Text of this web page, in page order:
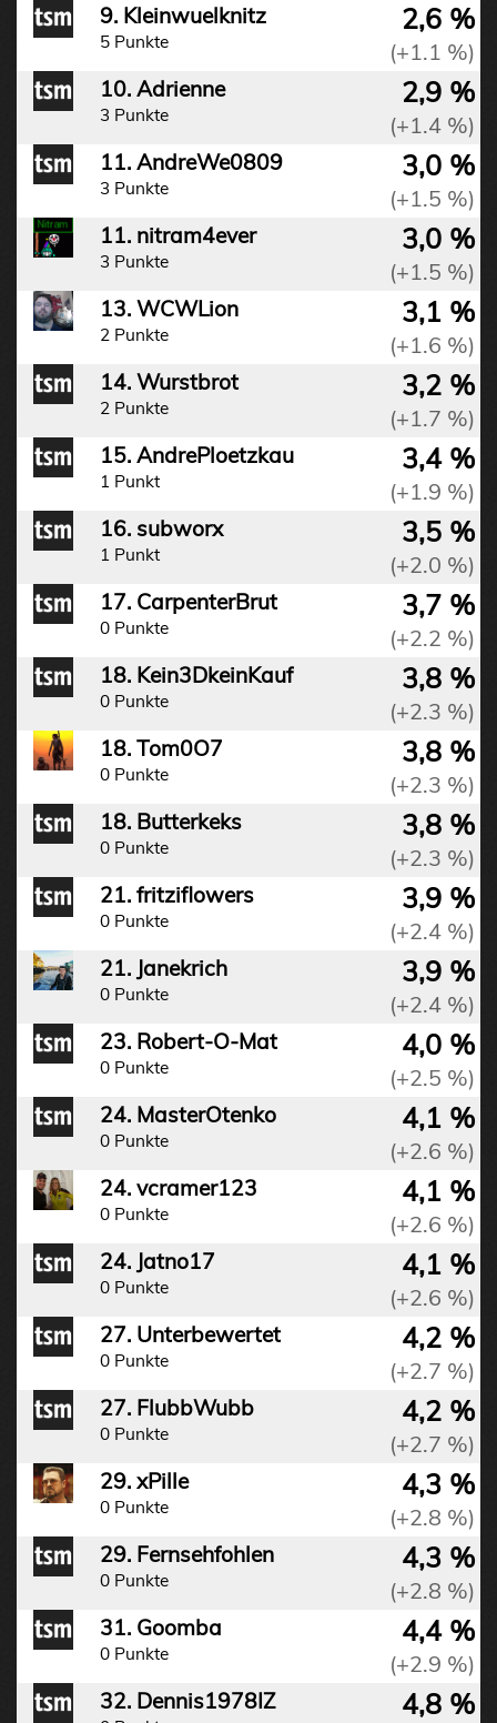
9. Kleinwuelknitz
5 Punkte
2,6 %
(+1.1 %)
10. Adrienne
3 Punkte
2,9 %
(+1.4 %)
11. AndreWe0809
3 Punkte
3,0 %
(+1.5 %)
11. nitram4ever
3 Punkte
3,0 %
(+1.5 %)
13. WCWLion
2 Punkte
3,1 %
(+1.6 %)
14. Wurstbrot
2 Punkte
3,2 %
(+1.7 %)
15. AndrePloetzkau
1 Punkt
3,4 %
(+1.9 %)
16. subworx
1 Punkt
3,5 %
(+2.0 %)
17. CarpenterBrut
0 Punkte
3,7 %
(+2.2 %)
18. Kein3DkeinKauf
0 Punkte
3,8 %
(+2.3 %)
18. Tom0O7
0 Punkte
3,8 %
(+2.3 %)
18. Butterkeks
0 Punkte
3,8 %
(+2.3 %)
21. fritziflowers
0 Punkte
3,9 %
(+2.4 %)
21. Janekrich
0 Punkte
3,9 %
(+2.4 %)
23. Robert-O-Mat
0 Punkte
4,0 %
(+2.5 %)
24. MasterOtenko
0 Punkte
4,1 %
(+2.6 %)
24. vcramer123
0 Punkte
4,1 %
(+2.6 %)
24. Jatno17
0 Punkte
4,1 %
(+2.6 %)
27. Unterbewertet
0 Punkte
4,2 %
(+2.7 %)
27. FlubbWubb
0 Punkte
4,2 %
(+2.7 %)
29. xPille
0 Punkte
4,3 %
(+2.8 %)
29. Fernsehfohlen
0 Punkte
4,3 %
(+2.8 %)
31. Goomba
0 Punkte
4,4 %
(+2.9 %)
32. Dennis1978IZ 4,8 %